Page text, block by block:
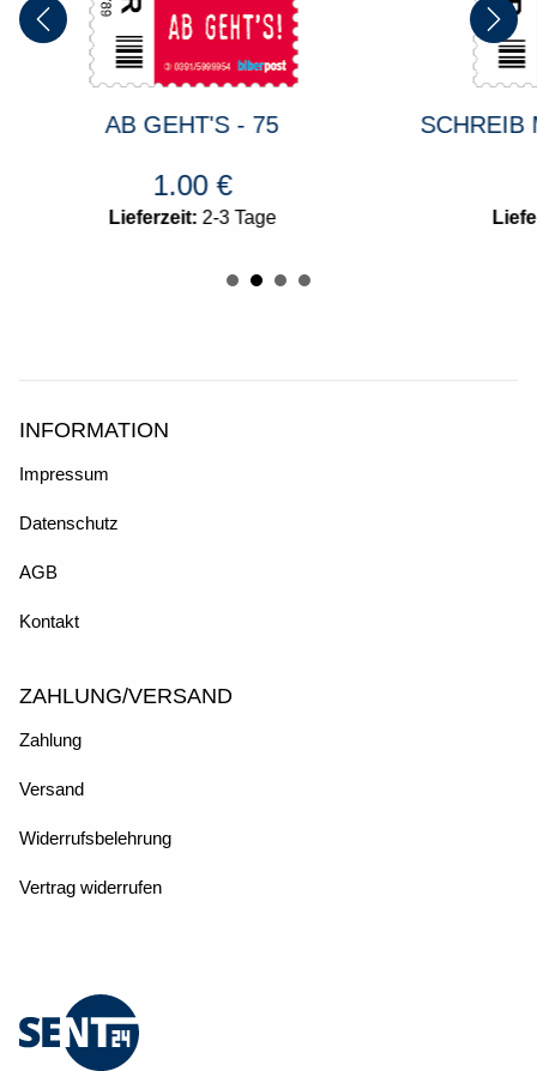
AB GEHT'S - 75
1.00 €
Lieferzeit: 2-3 Tage
SCHREIB
INFORMATION
Impressum
Datenschutz
AGB
Kontakt
ZAHLUNG/VERSAND
Zahlung
Versand
Widerrufsbelehrung
Vertrag widerrufen